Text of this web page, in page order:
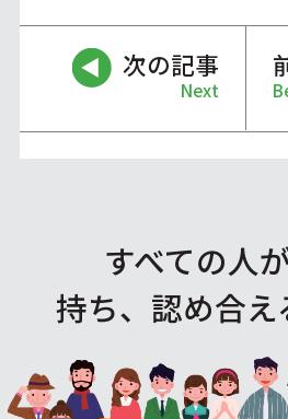
次の記事
Next
すべての人
持ち、認め合え